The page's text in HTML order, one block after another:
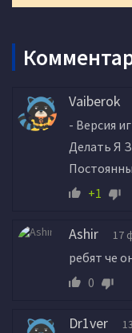
Vaiberok
- Версия
Делать Я
+1
Ashir 17
ребят че
0
Dr1ver